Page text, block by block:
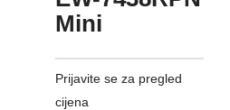
Mini
Prijavite se za pregled
cijena